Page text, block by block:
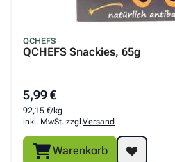
QCHEFS
QCHEFS Snackies, 65g
5,99 €
92,15 €/kg
inkl. MwSt. zzgl.Versand
Warenkorb